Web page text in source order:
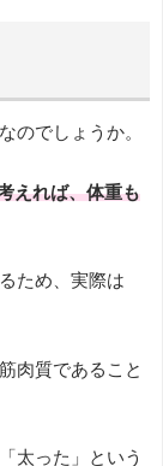
のでしょうか。
えれば、体重も
ため、実際は
肉質であること
太った」という